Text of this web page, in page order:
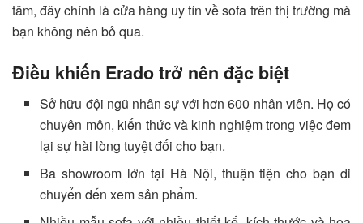
tâm, đây chính là cửa hàng uy tín về sofa trên thị trường mà
bạn không nên bỏ qua.
Điều khiến Erado trở nên đặc biệt
Sở hữu đội ngũ nhân sự với hơn 600 nhân viên. Họ có
chuyên môn, kiến thức và kinh nghiệm trong việc đem
lại sự hài lòng tuyệt đối cho bạn.
Ba showroom lớn tại Hà Nội, thuận tiện cho bạn di
chuyển đến xem sản phẩm.